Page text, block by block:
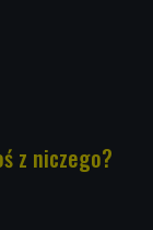
z niczego?